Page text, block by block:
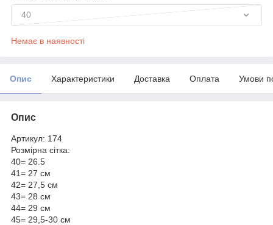
40
Немає в наявності
Опис Характеристики Доставка Оплата Умови
Опис
Артикул: 174
Розмірна сітка:
40= 26.5
41= 27 см
42= 27,5 см
43= 28 см
44= 29 см
45= 29,5-30 см